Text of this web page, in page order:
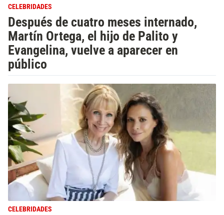
CELEBRIDADES
Después de cuatro meses internado,
Martín Ortega, el hijo de Palito y
Evangelina, vuelve a aparecer en
público
CELEBRIDADES